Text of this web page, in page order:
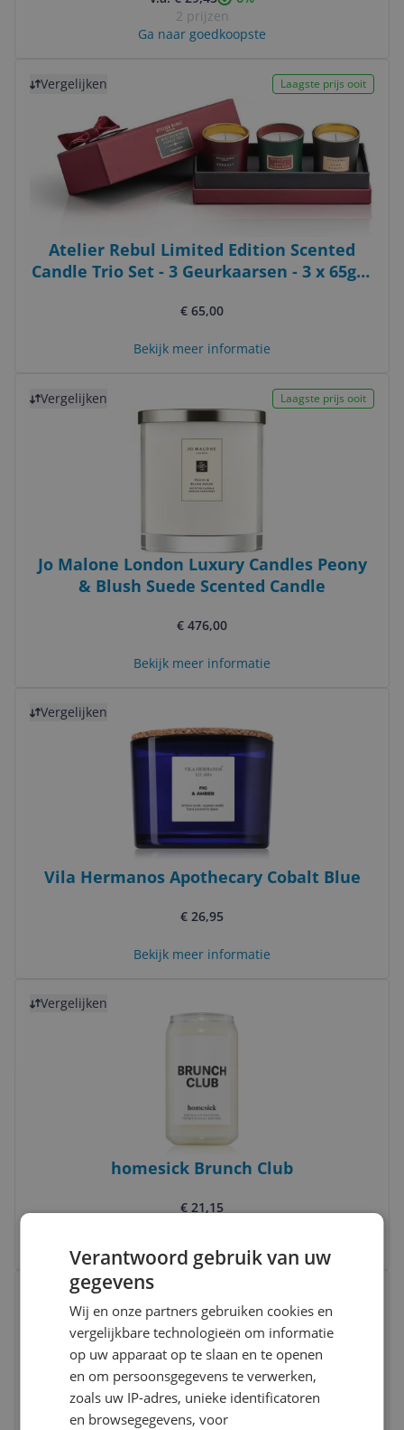
2 prijzen
Ga naar goedkoopste
Vergelijken Laagste prijs ooit
Atelier Rebul Limited Edition Scented
Candle Trio Set - 3 Geurkaarsen - 3 x 65gr -
€ 65,00
Bekijk meer informatie
Vergelijken Laagste prijs ooit
Jo Malone London Luxury Candles Peony
& Blush Suede Scented Candle
€ 476,00
Bekijk meer informatie
Vergelijken
Vila Hermanos Apothecary Cobalt Blue
€ 26,95
Bekijk meer informatie
Vergelijken
homesick Brunch Club
€ 21,15
Vergelijken
Bekijk product
Verantwoord gebruik van uw
gegevens
Wij en onze partners gebruiken cookies en
vergelijkbare technologieën om informatie
op uw apparaat op te slaan en te openen
en om persoonsgegevens te verwerken,
zoals uw IP-adres, unieke identificatoren
en browsegegevens, voor